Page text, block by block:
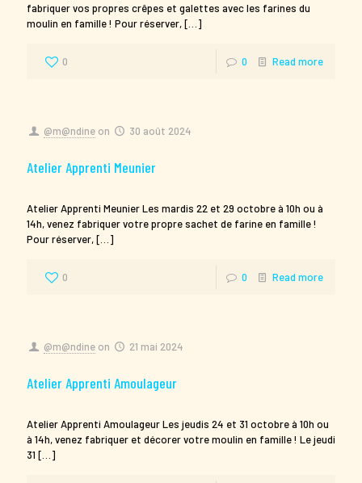
fabriquer vos propres crêpes et galettes avec les farines du
moulin en famille ! Pour réserver,[…]
0 0 Read more
@m@ndine on 30 août 2024
Atelier Apprenti Meunier
Atelier Apprenti Meunier Les mardis 22 et 29 octobre à 10h ou à
14h, venez fabriquer votre propre sachet de farine en famille !
Pour réserver,[…]
0 0 Read more
@m@ndine on 21 mai 2024
Atelier Apprenti Amoulageur
Atelier Apprenti Amoulageur Les jeudis 24 et 31 octobre à 10h ou
à 14h, venez fabriquer et décorer votre moulin en famille ! Le jeudi
31 […]